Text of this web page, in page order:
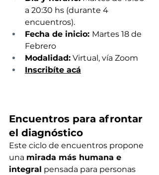
a 20:30 hs (durante 4
encuentros).
Fecha de inicio: Martes 18 de
Febrero
Modalidad: Virtual, vía Zoom
Inscribíte acá
Encuentros para afrontar
el diagnóstico
Este ciclo de encuentros propone
una mirada más humana e
integral pensada para personas